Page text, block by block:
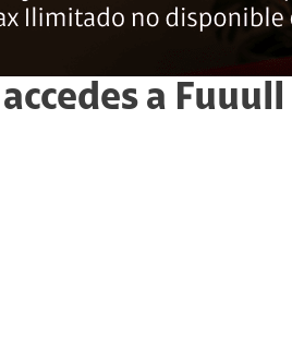
a Fuuull